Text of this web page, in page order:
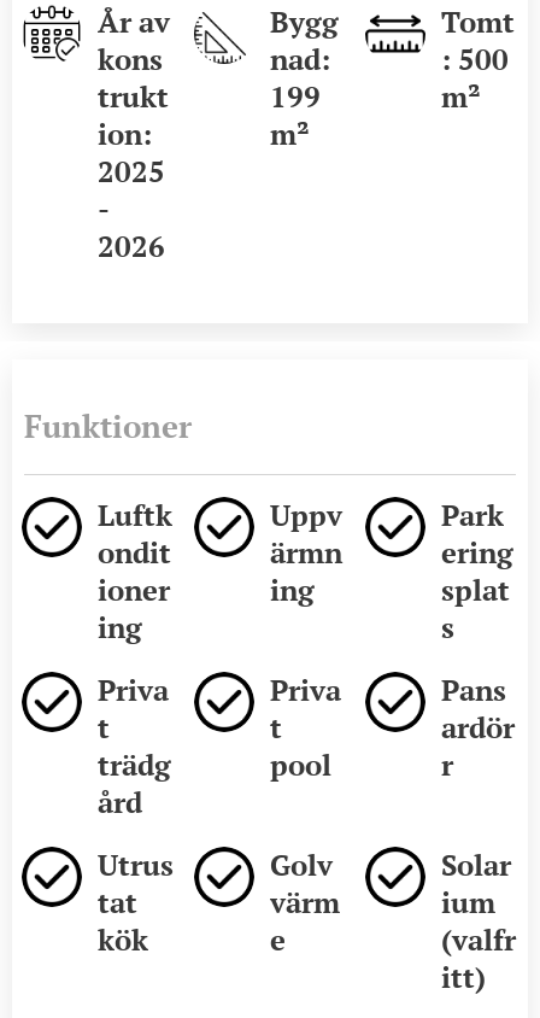
År av
kons
trukt
ion:
2025
-
2026
Bygg
nad:
199
m²
Tomt
: 500
m²
Funktioner
Luftk
ondit
ioner
ing
Uppv
ärmn
ing
Park
ering
splat
s
Priva
t
trädg
ård
Priva
t
pool
Pans
ardör
r
Utrus
tat
kök
Golv
värm
e
Solar
ium
(valfr
itt)